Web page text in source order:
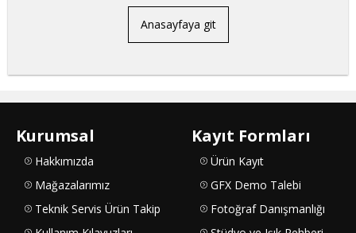
Anasayfaya git
Kurumsal
Hakkımızda
Mağazalarımız
Teknik Servis Ürün Takip
Kayıt Formları
Ürün Kayıt
GFX Demo Talebi
Fotoğraf Danışmanlığı